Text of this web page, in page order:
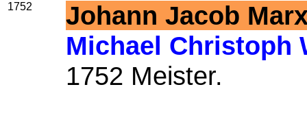
1752
Johann Jacob
Michael Christoph
1752 Meister.